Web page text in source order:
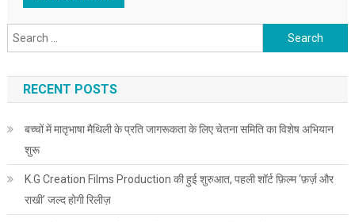
Search for:
RECENT POSTS
बच्चों में मातृभाषा मैथिली के प्रति जागरूकता के लिए चेतना समिति का विशेष अभियान
शुरू
K.G Creation Films Production की हुई शुरुआत, पहली शॉर्ट फ़िल्म ‘फ़र्ज़ और
राखी’ जल्द होगी रिलीज़